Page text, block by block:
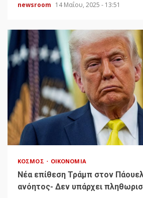
newsroom 14 Μαΐου, 2025 - 13:51
ΚΌΣΜΟΣ ΟΙΚΟΝΟΜΊΑ
Νέα επίθεση Τράμπ στον
ανόητος- Δεν υπάρχει